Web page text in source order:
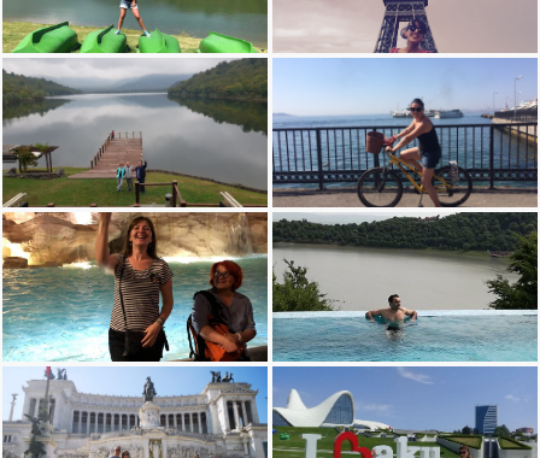
ლელა ქსოვრელი, ყვარლის ტბა